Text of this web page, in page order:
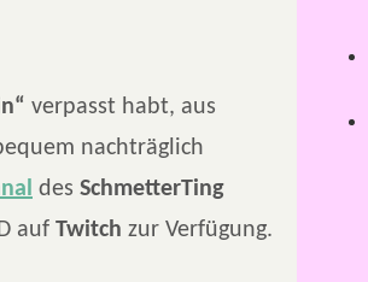
verpasst habt, aus
nachträglich
des SchmetterTing
auf Twitch zur Verfügung.